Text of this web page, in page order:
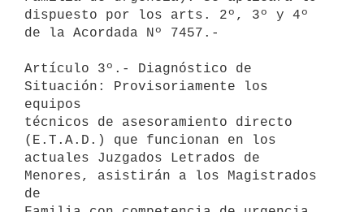
dispuesto por los arts. 2º, 3º y 4º
de la Acordada Nº 7457.-
Artículo 3º.- Diagnóstico de
Situación: Provisoriamente los
equipos
técnicos de asesoramiento directo
(E.T.A.D.) que funcionan en los
actuales Juzgados Letrados de
Menores, asistirán a los Magistrados
de